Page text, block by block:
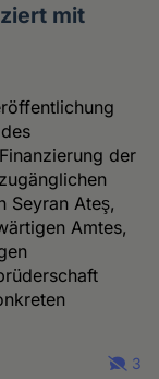
mit
der
Seyran Ateş,
Amtes,
3